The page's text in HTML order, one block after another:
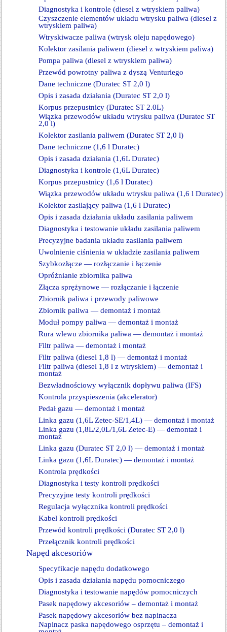
Diagnostyka i kontrole (diesel z wtryskiem paliwa)
Czyszczenie elementów układu wtrysku paliwa (diesel z
wtryskiem paliwa)
Wtryskiwacze paliwa (wtrysk oleju napędowego)
Kolektor zasilania paliwem (diesel z wtryskiem paliwa)
Pompa paliwa (diesel z wtryskiem paliwa)
Przewód powrotny paliwa z dyszą Venturiego
Dane techniczne (Duratec ST 2,0 l)
Opis i zasada działania (Duratec ST 2,0 l)
Korpus przepustnicy (Duratec ST 2.0L)
Wiązka przewodów układu wtrysku paliwa (Duratec ST
2,0 l)
Kolektor zasilania paliwem (Duratec ST 2,0 l)
Dane techniczne (1,6 l Duratec)
Opis i zasada działania (1,6L Duratec)
Diagnostyka i kontrole (1,6L Duratec)
Korpus przepustnicy (1,6 l Duratec)
Wiązka przewodów układu wtrysku paliwa (1,6 l Duratec)
Kolektor zasilający paliwa (1,6 l Duratec)
Opis i zasada działania układu zasilania paliwem
Diagnostyka i testowanie układu zasilania paliwem
Precyzyjne badania układu zasilania paliwem
Uwolnienie ciśnienia w układzie zasilania paliwem
Szybkozłącze — rozłączanie i łączenie
Opróżnianie zbiornika paliwa
Złącza sprężynowe — rozłączanie i łączenie
Zbiornik paliwa i przewody paliwowe
Zbiornik paliwa — demontaż i montaż
Moduł pompy paliwa — demontaż i montaż
Rura wlewu zbiornika paliwa — demontaż i montaż
Filtr paliwa — demontaż i montaż
Filtr paliwa (diesel 1,8 l) — demontaż i montaż
Filtr paliwa (diesel 1,8 l z wtryskiem) — demontaż i
montaż
Bezwładnościowy wyłącznik dopływu paliwa (IFS)
Kontrola przyspieszenia (akcelerator)
Pedał gazu — demontaż i montaż
Linka gazu (1,6L Zetec-SE/1,4L) — demontaż i montaż
Linka gazu (1,8L/2,0L/1,6L Zetec-E) — demontaż i
montaż
Linka gazu (Duratec ST 2,0 l) — demontaż i montaż
Linka gazu (1,6L Duratec) — demontaż i montaż
Kontrola prędkości
Diagnostyka i testy kontroli prędkości
Precyzyjne testy kontroli prędkości
Regulacja wyłącznika kontroli prędkości
Kabel kontroli prędkości
Przewód kontroli prędkości (Duratec ST 2,0 l)
Przełącznik kontroli prędkości
Napęd akcesoriów
Specyfikacje napędu dodatkowego
Opis i zasada działania napędu pomocniczego
Diagnostyka i testowanie napędów pomocniczych
Pasek napędowy akcesoriów – demontaż i montaż
Pasek napędowy akcesoriów bez napinacza
Napinacz paska napędowego osprzętu – demontaż i